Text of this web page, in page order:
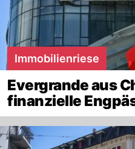
Immobilienriese
Evergrande aus
finanzielle